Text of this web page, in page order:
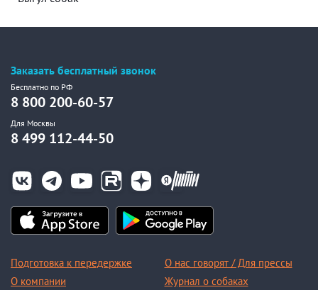
Заказать бесплатный звонок
Бесплатно по РФ
8 800 200-60-57
Для Москвы
8 499 112-44-50
Подготовка к передержке
О компании
О нас говорят / Для прессы
Журнал о собаках